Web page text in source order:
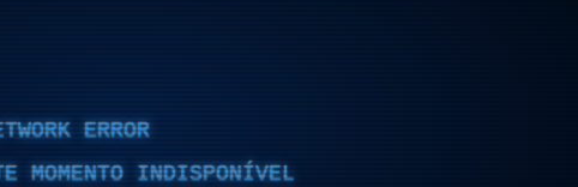
ERROR
MOMENTO INDISPONÍVEL